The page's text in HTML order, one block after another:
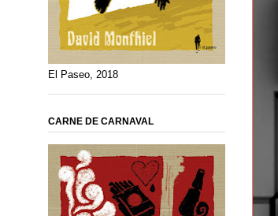
El Paseo, 2018
CARNE DE CARNAVAL